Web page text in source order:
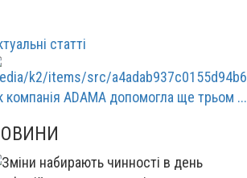
статті
компанія ADAMA допомогла ще трьом ...